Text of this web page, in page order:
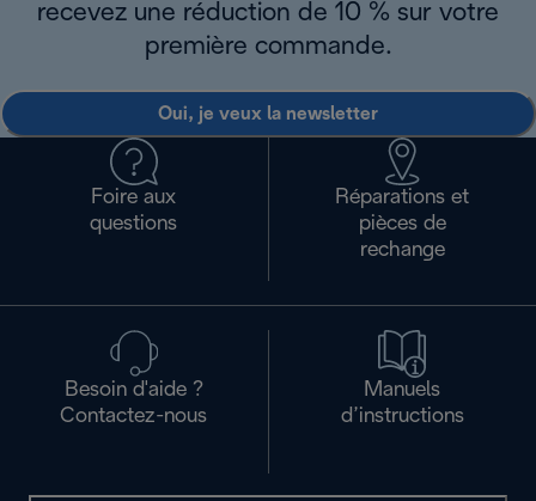
recevez une réduction de 10 % sur votre
première commande.
Oui, je veux la newsletter
Foire aux
questions
Réparations et
pièces de
rechange
Besoin d'aide ?
Contactez-nous
Manuels
d’instructions